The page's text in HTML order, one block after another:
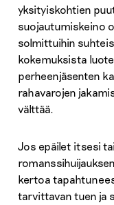
yksityiskohtien
suojautumiskeino
solmittuihin
kokemuksista
perheenjäsenten
rahavarojen
välttää.
Jos epäilet itsesi
kertoa
tarvittavan tuen ja